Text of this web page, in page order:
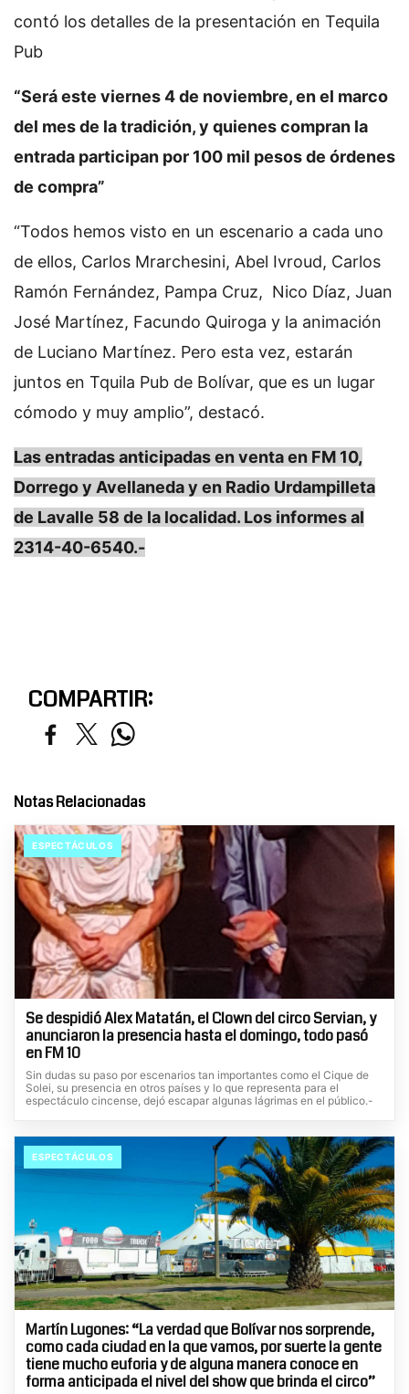
contó los detalles de la presentación en Tequila
Pub
“Será este viernes 4 de noviembre, en el marco
del mes de la tradición, y quienes compran la
entrada participan por 100 mil pesos de órdenes
de compra”
“Todos hemos visto en un escenario a cada uno
de ellos, Carlos Mrarchesini, Abel Ivroud, Carlos
Ramón Fernández, Pampa Cruz, Nico Díaz, Juan
José Martínez, Facundo Quiroga y la animación
de Luciano Martínez. Pero esta vez, estarán
juntos en Tquila Pub de Bolívar, que es un lugar
cómodo y muy amplio”, destacó.
Las entradas anticipadas en venta en FM 10,
Dorrego y Avellaneda y en Radio Urdampilleta
de Lavalle 58 de la localidad. Los informes al
2314-40-6540.-
COMPARTIR:
Notas Relacionadas
ESPECTÁCULOS
Se despidió Alex Matatán, el Clown del circo Servian, y
anunciaron la presencia hasta el domingo, todo pasó
en FM 10
Sin dudas su paso por escenarios tan importantes como el Cique de
Solei, su presencia en otros países y lo que representa para el
espectáculo cincense, dejó escapar algunas lágrimas en el público.-
ESPECTÁCULOS
Martín Lugones: “La verdad que Bolívar nos sorprende,
como cada ciudad en la que vamos, por suerte la gente
tiene mucho euforia y de alguna manera conoce en
forma anticipada el nivel del show que brinda el circo”